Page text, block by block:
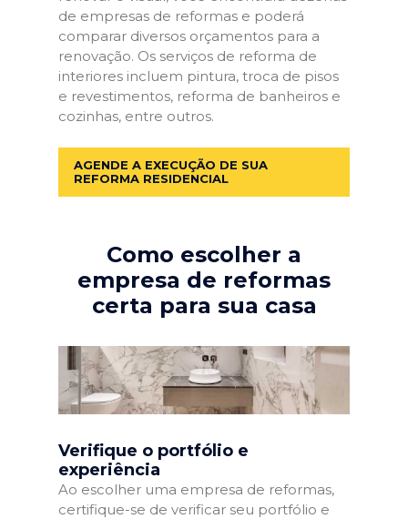
de empresas de reformas e poderá
comparar diversos orçamentos para a
renovação. Os serviços de reforma de
interiores incluem pintura, troca de pisos
e revestimentos, reforma de banheiros e
cozinhas, entre outros.
AGENDE A EXECUÇÃO DE SUA
REFORMA RESIDENCIAL
Como escolher a
empresa de reformas
certa para sua casa
Verifique o portfólio e
experiência
Ao escolher uma empresa de reformas,
certifique-se de verificar seu portfólio e